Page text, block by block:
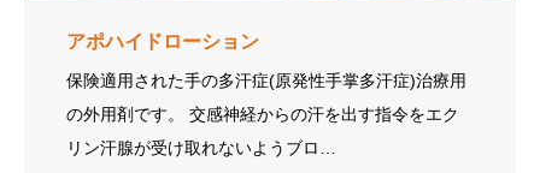
アポハイドローション
保険適用された手の多汗症(原発性手掌多汗症)治療用
の外用剤です。 交感神経からの汗を出す指令をエク
リン汗腺が受け取れないようブロ…